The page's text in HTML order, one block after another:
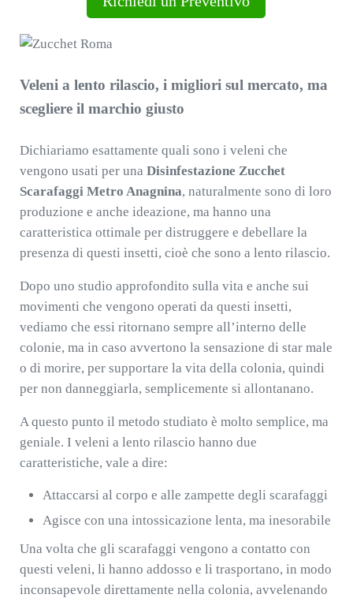
Veleni a lento rilascio, i migliori sul mercato, ma
scegliere il marchio giusto
Dichiariamo esattamente quali sono i veleni che
vengono usati per una Disinfestazione Zucchet
Scarafaggi Metro Anagnina, naturalmente sono di loro
produzione e anche ideazione, ma hanno una
caratteristica ottimale per distruggere e debellare la
presenza di questi insetti, cioè che sono a lento rilascio.
Dopo uno studio approfondito sulla vita e anche sui
movimenti che vengono operati da questi insetti,
vediamo che essi ritornano sempre all’interno delle
colonie, ma in caso avvertono la sensazione di star male
o di morire, per supportare la vita della colonia, quindi
per non danneggiarla, semplicemente si allontanano.
A questo punto il metodo studiato è molto semplice, ma
geniale. I veleni a lento rilascio hanno due
caratteristiche, vale a dire:
Attaccarsi al corpo e alle zampette degli scarafaggi
Agisce con una intossicazione lenta, ma inesorabile
Una volta che gli scarafaggi vengono a contatto con
questi veleni, li hanno addosso e li trasportano, in modo
inconsapevole direttamente nella colonia, avvelenando